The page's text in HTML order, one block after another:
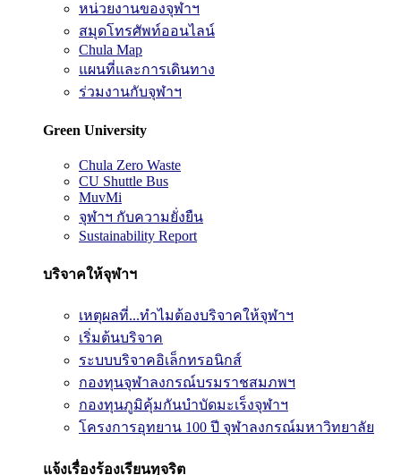
หน่วยงานของจุฬาฯ
สมุดโทรศัพท์ออนไลน์
Chula Map
แผนที่และการเดินทาง
ร่วมงานกับจุฬาฯ
Green University
Chula Zero Waste
CU Shuttle Bus
MuvMi
จุฬาฯ กับความยั่งยืน
Sustainability Report
บริจาคให้จุฬาฯ
เหตุผลที่...ทำไมต้องบริจาคให้จุฬาฯ
เริ่มต้นบริจาค
ระบบบริจาคอิเล็กทรอนิกส์
กองทุนจุฬาลงกรณ์บรมราชสมภพฯ
กองทุนภูมิคุ้มกันบำบัดมะเร็งจุฬาฯ
โครงการอุทยาน 100 ปี จุฬาลงกรณ์มหาวิทยาลัย
แจ้งเรื่องร้องเรียนทุจริต